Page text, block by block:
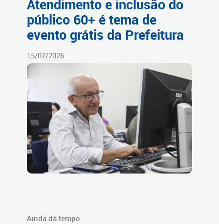
Atendimento e inclusão do
público 60+ é tema de
evento grátis da Prefeitura
15/07/2026
Ainda dá tempo